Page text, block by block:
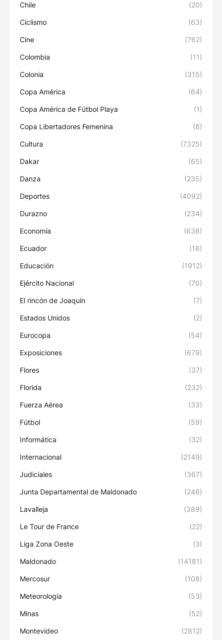
Chile (20)
Ciclismo (63)
Cine (762)
Colombia (11)
Colonia (315)
Copa América (64)
Copa América de Fútbol Playa (1)
Copa Libertadores Femenina (8)
Cultura (7325)
Dakar (65)
Danza (235)
Deportes (4092)
Durazno (234)
Economía (638)
Ecuador (18)
Educación (1912)
Ejército Nacional (70)
El rincón de Joaquín (7)
Estados Unidos (2)
Eurocopa (54)
Exposiciones (679)
Flores (37)
Florida (232)
Fuerza Aérea (33)
Fútbol (59)
Informática (32)
Internacional (2149)
Judiciales (367)
Junta Departamental de Maldonado (246)
Lavalleja (389)
Le Tour de France (22)
Liga Zona Oeste (3)
Maldonado (14181)
Mercosur (108)
Meteorología (53)
Minas (52)
Montevideo (2812)